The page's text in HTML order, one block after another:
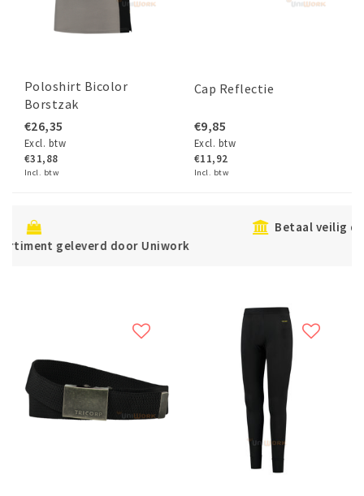
Poloshirt Bicolor
Borstzak
€26,35
Excl. btw
€31,88
Incl. btw
Cap Reflectie
€9,85
Excl. btw
€11,92
Incl. btw
Betaal veilig direct of achteraf met Klarna